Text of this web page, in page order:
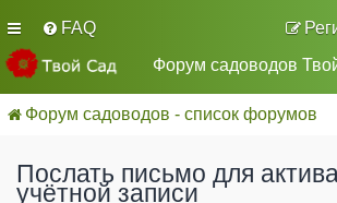
FAQ
Форум садоводов
Форум садоводов - список форумов
Послать письмо для
учётной записи